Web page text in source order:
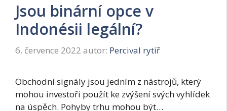
Jsou binární opce v
Indonésii legální?
6. července 2022 autor: Percival rytíř
Obchodní signály jsou jedním z nástrojů, který
mohou investoři použít ke zvýšení svých vyhlídek
na úspěch. Pohyby trhu mohou být…